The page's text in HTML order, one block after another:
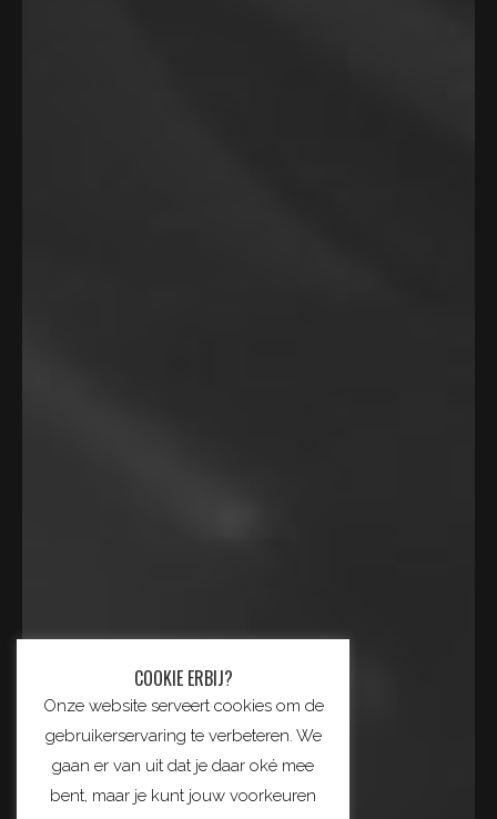
COOKIE ERBIJ?
Onze website serveert cookies om de
gebruikerservaring te verbeteren. We
gaan er van uit dat je daar oké mee
bent, maar je kunt jouw voorkeuren